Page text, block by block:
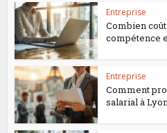
Entreprise
Combien
compétence
Entreprise
Comment
salarial à